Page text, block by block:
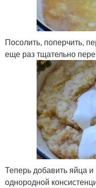
Посолить, поперчить,
еще раз тщательно
Теперь добавить яйца
однородной